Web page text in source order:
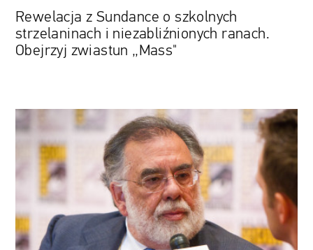
Rewelacja z Sundance o szkolnych
strzelaninach i niezabliźnionych ranach.
Obejrzyj zwiastun „Mass"
Coppola
chce
nakręcić
wymarzony
Dołoży
do